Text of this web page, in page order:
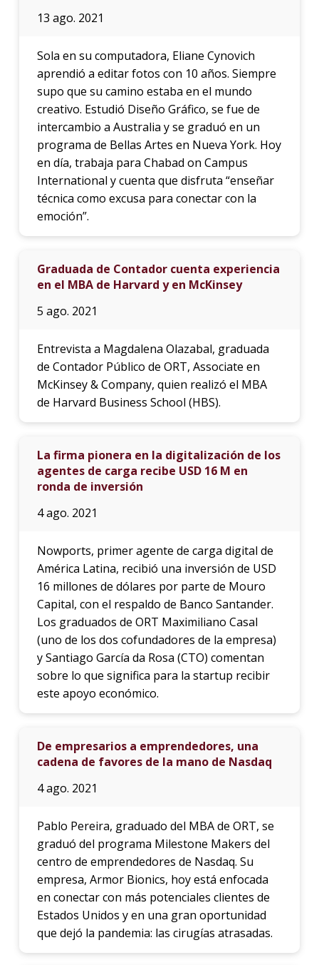
13 ago. 2021
Sola en su computadora, Eliane Cynovich
aprendió a editar fotos con 10 años. Siempre
supo que su camino estaba en el mundo
creativo. Estudió Diseño Gráfico, se fue de
intercambio a Australia y se graduó en un
programa de Bellas Artes en Nueva York. Hoy
en día, trabaja para Chabad on Campus
International y cuenta que disfruta “enseñar
técnica como excusa para conectar con la
emoción”.
Graduada de Contador cuenta experiencia
en el MBA de Harvard y en McKinsey
5 ago. 2021
Entrevista a Magdalena Olazabal, graduada
de Contador Público de ORT, Associate en
McKinsey & Company, quien realizó el MBA
de Harvard Business School (HBS).
La firma pionera en la digitalización de los
agentes de carga recibe USD 16 M en
ronda de inversión
4 ago. 2021
Nowports, primer agente de carga digital de
América Latina, recibió una inversión de USD
16 millones de dólares por parte de Mouro
Capital, con el respaldo de Banco Santander.
Los graduados de ORT Maximiliano Casal
(uno de los dos cofundadores de la empresa)
y Santiago García da Rosa (CTO) comentan
sobre lo que significa para la startup recibir
este apoyo económico.
De empresarios a emprendedores, una
cadena de favores de la mano de Nasdaq
4 ago. 2021
Pablo Pereira, graduado del MBA de ORT, se
graduó del programa Milestone Makers del
centro de emprendedores de Nasdaq. Su
empresa, Armor Bionics, hoy está enfocada
en conectar con más potenciales clientes de
Estados Unidos y en una gran oportunidad
que dejó la pandemia: las cirugías atrasadas.